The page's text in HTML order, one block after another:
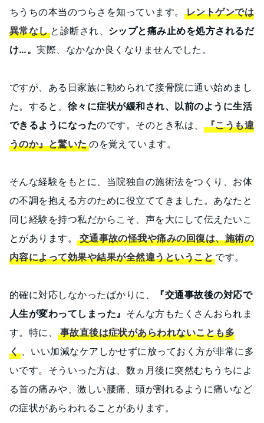
ちうちの本当のつらさを知っています。
レントゲンでは
異常なし と診断され、 シップと痛み止めを処方されるだ
け…。実際、なかなか良くなりませんでした。
ですが、ある日家族に勧められて接骨院に通い始めまし
た。すると、 徐々に症状が緩和され、以前のように生活
できるようになったのです。そのとき私は、
『こうも違
うのか』と驚いたのを覚えています。
そんな経験をもとに、当院独自の施術法をつくり、お体
の不調を抱える方のために役立ててきました。あなたと
同じ経験を持つ私だからこそ、声を大にして伝えたいこ
とがあります。交通事故の怪我や痛みの回復は、施術の
内容によって効果や結果が全然違うということです。
的確に対応しなかったばかりに、
『交通事故後の対応で
人生が変わってしまった』 そんな方もたくさんおられま
す。特に、事故直後は症状があらわれないことも多
く、いい加減なケアしかせずに放っておく方が非常に多
いです。そういった方は、数ヵ月後に突然むちうちによ
る首の痛みや、激しい腰痛、頭が割れるように痛いなど
の症状があらわれることがあります。